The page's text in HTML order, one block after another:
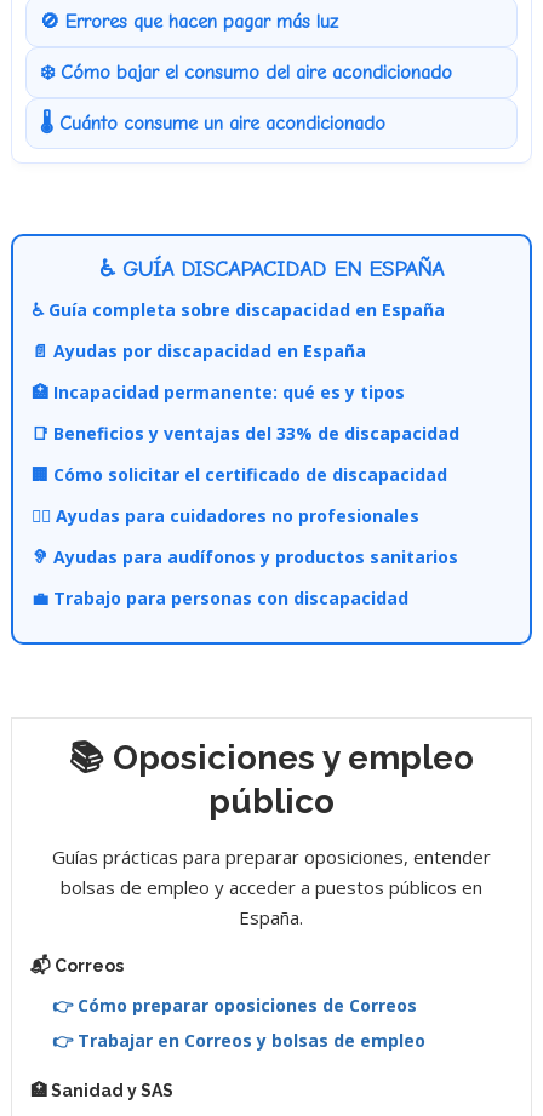
🚫 Errores que hacen pagar más luz
❄️ Cómo bajar el consumo del aire acondicionado
🌡️ Cuánto consume un aire acondicionado
♿ GUÍA DISCAPACIDAD EN ESPAÑA
♿ Guía completa sobre discapacidad en España
📄 Ayudas por discapacidad en España
🏥 Incapacidad permanente: qué es y tipos
📑 Beneficios y ventajas del 33% de discapacidad
🏢 Cómo solicitar el certificado de discapacidad
👩‍⚕️ Ayudas para cuidadores no profesionales
🦻 Ayudas para audífonos y productos sanitarios
💼 Trabajo para personas con discapacidad
📚 Oposiciones y empleo
público
Guías prácticas para preparar oposiciones, entender
bolsas de empleo y acceder a puestos públicos en
España.
📬 Correos
👉 Cómo preparar oposiciones de Correos
👉 Trabajar en Correos y bolsas de empleo
🏥 Sanidad y SAS